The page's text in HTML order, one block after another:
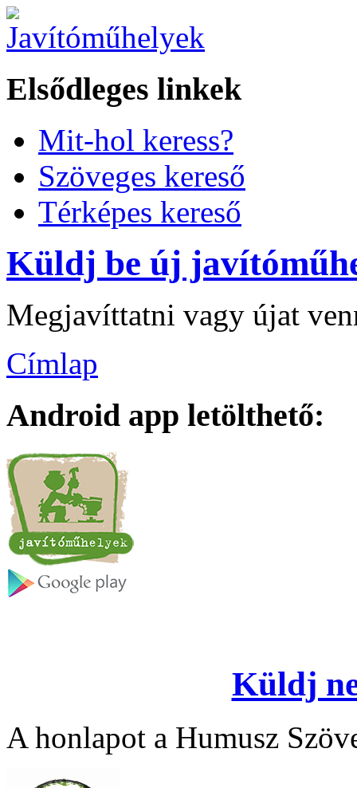
Elsődleges linkek
Mit-hol keress?
Szöveges kereső
Térképes kereső
Küldj be új
Megjavíttatni vagy újat
Címlap
Android app letölthető:
Küldj
A honlapot a Humusz